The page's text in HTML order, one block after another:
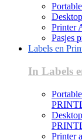
Printer
Pasjes
Labels en
In Labels
Printer